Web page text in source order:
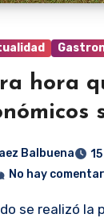
hora
Balbuena
No hay